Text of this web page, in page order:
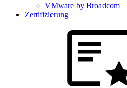
VMware by Broadcom
Zertifizierung